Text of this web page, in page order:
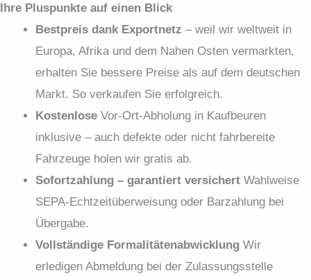
Ihre Pluspunkte auf einen Blick
Bestpreis dank Exportnetz – weil wir weltweit in
Europa, Afrika und dem Nahen Osten vermarkten,
erhalten Sie bessere Preise als auf dem deutschen
Markt. So verkaufen Sie erfolgreich.
Kostenlose Vor-Ort-Abholung in Kaufbeuren
inklusive – auch defekte oder nicht fahrbereite
Fahrzeuge holen wir gratis ab.
Sofortzahlung – garantiert versichert Wahlweise
SEPA-Echtzeit­überweisung oder Barzahlung bei
Übergabe.
Vollständige Formalitäten­abwicklung Wir
erledigen Abmeldung bei der Zulassungs­stelle